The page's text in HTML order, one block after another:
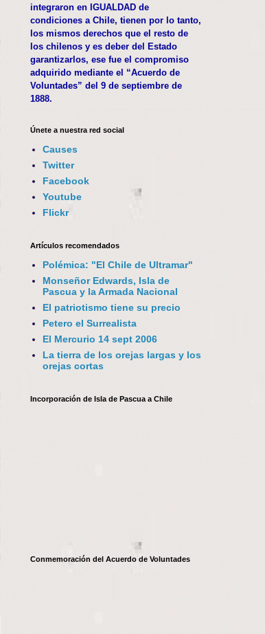
integraron en IGUALDAD de
condiciones a Chile, tienen por lo tanto,
los mismos derechos que el resto de
los chilenos y es deber del Estado
garantizarlos, ese fue el compromiso
adquirido mediante el “Acuerdo de
Voluntades” del 9 de septiembre de
1888.
Únete a nuestra red social
Causes
Twitter
Facebook
Youtube
Flickr
Artículos recomendados
Polémica: "El Chile de Ultramar"
Monseñor Edwards, Isla de
Pascua y la Armada Nacional
El patriotismo tiene su precio
Petero el Surrealista
El Mercurio 14 sept 2006
La tierra de los orejas largas y los
orejas cortas
Incorporación de Isla de Pascua a Chile
Conmemoración del Acuerdo de Voluntades